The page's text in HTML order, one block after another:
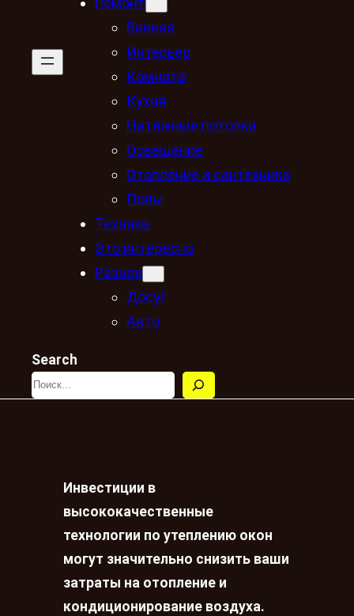
Ванная
Интерьер
Комната
Кухня
Натяжные потолки
Освещение
Отопление и сантехника
Полы
Техника
Это интересно
Разное
Досуг
Авто
Search
Инвестиции в
высококачественные
технологии по утеплению окон
могут значительно снизить ваши
затраты на отопление и
кондиционирование воздуха.